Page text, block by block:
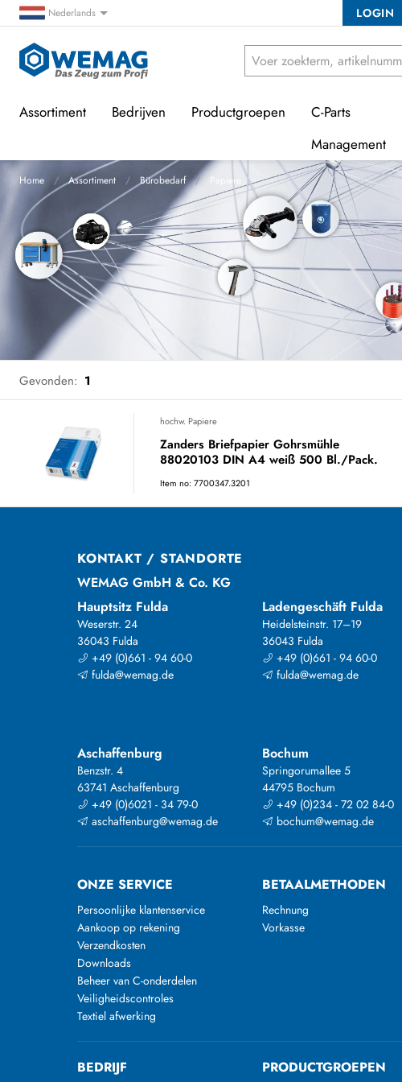
Nederlands LOGIN
Assortiment Bedrijven Productgroepen
C-Parts
Management
Home Assortiment Bürobedarf Papiere
Gevonden: 1
hochw. Papiere
Zanders Briefpapier Gohrsmühle
88020103 DIN A4 weiß 500 Bl./Pack.
Item no: 7700347.3201
KONTAKT / STANDORTE
WEMAG GmbH & Co. KG
Hauptsitz Fulda
Weserstr. 24
36043 Fulda
+49 (0)661 - 94 60-0
fulda@wemag.de
Ladengeschäft Fulda
Heidelsteinstr. 17–19
36043 Fulda
+49 (0)661 - 94 60-0
fulda@wemag.de
Aschaffenburg
Benzstr. 4
63741 Aschaffenburg
+49 (0)6021 - 34 79-0
aschaffenburg@wemag.de
Bochum
Springorumallee 5
44795 Bochum
+49 (0)234 - 72 02 84-0
bochum@wemag.de
ONZE SERVICE
Persoonlijke klantenservice
Aankoop op rekening
Verzendkosten
Downloads
Beheer van C-onderdelen
Veiligheidscontroles
Textiel afwerking
BETAALMETHODEN
Rechnung
Vorkasse
BEDRIJF PRODUCTGROEPEN